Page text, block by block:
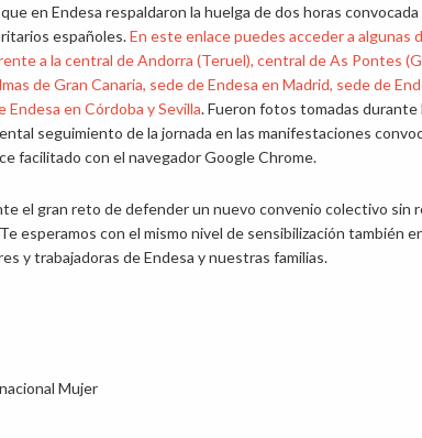
en Endesa respaldaron la huelga de dos horas convocada
españoles.En este enlace puedes acceder a algunas
a la central de Andorra (Teruel), central de As Pontes
de Gran Canaria, sede de Endesa en Madrid, sede de
en Córdoba y Sevilla. Fueron fotos tomadas durante
seguimiento de la jornada en las manifestaciones
facilitado con el navegador Google Chrome.
el gran reto de defender un nuevo convenio colectivo sin
esperamos con el mismo nivel de sensibilización también
y trabajadoras de Endesa y nuestras familias.
Mujer